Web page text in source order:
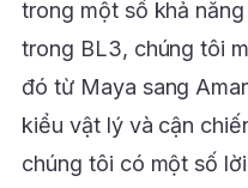
trong một số khả
trong BL3, chúng tôi
đó từ Maya sang
kiểu vật lý và cận
chúng tôi có một số